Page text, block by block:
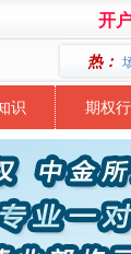
开
热：
识 期权